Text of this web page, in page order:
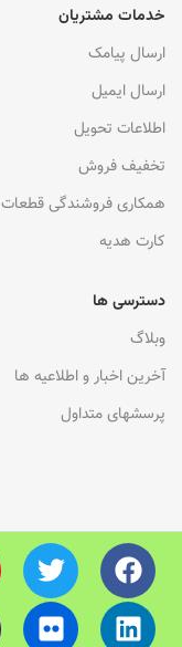
خدمات مشتریان
ارسال پیامک
ارسال ایمیل
اطلاعات تحویل
تخفیف فروش
همکاری فروشندگی قطعات
کارت هدیه
دسترسی ها
وبلاگ
آخرین اخبار و اطلاعیه ها
پرسشهای متداول